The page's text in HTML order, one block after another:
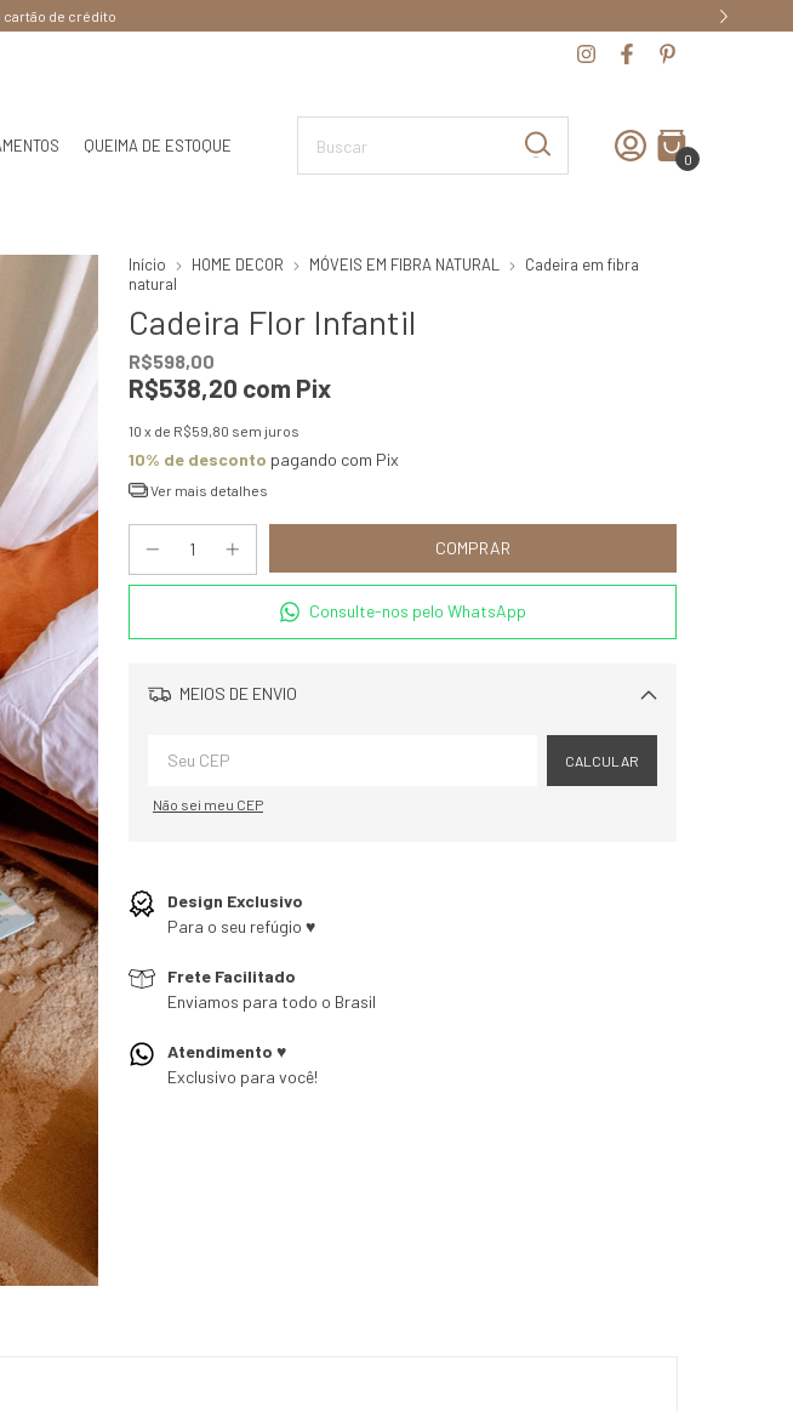
cartão de crédito
QUEIMA DE ESTOQUE
0
Início HOME DECOR MÓVEIS EM FIBRA NATURAL
Cadeira em fibra
natural
Cadeira Flor Infantil
R$598,00
R$538,20 com Pix
10 x de R$59,80 sem juros
10% de desconto pagando com Pix
Ver mais detalhes
Consulte-nos pelo WhatsApp
MEIOS DE ENVIO
Alterar CEP
CALCULAR
Não sei meu CEP
Design Exclusivo
Para o seu refúgio ♥
Frete Facilitado
Enviamos para todo o Brasil
Atendimento ♥
Exclusivo para você!